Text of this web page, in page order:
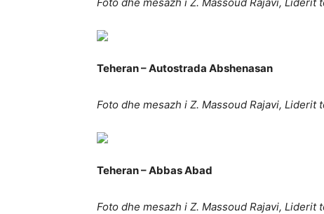
Teheran – Autostrada Abshenasan
Foto dhe mesazh i Z. Massoud Rajavi, Liderit
Teheran – Abbas Abad
Foto dhe mesazh i Z. Massoud Rajavi, Liderit